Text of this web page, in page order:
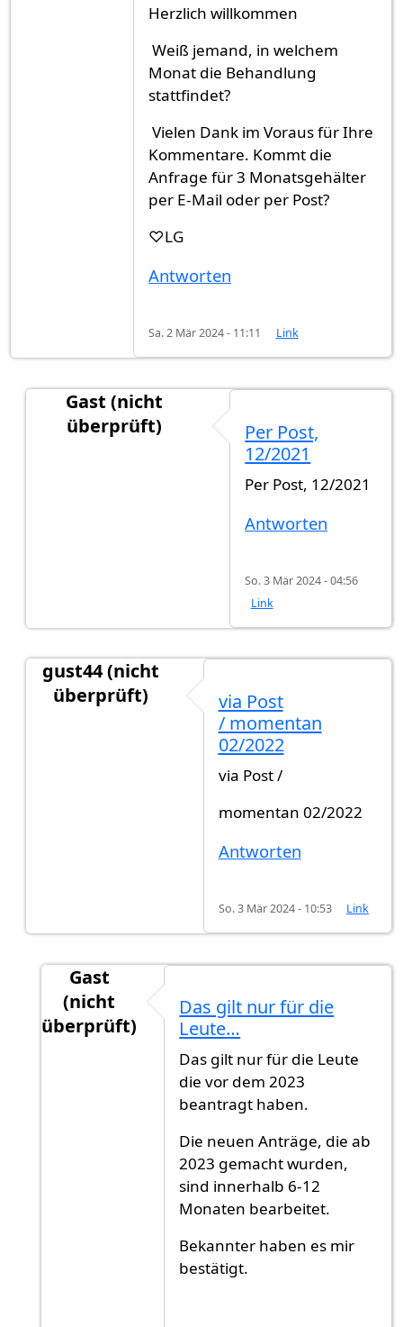
Herzlich willkommen
Weiß jemand, in welchem ​​
Monat die Behandlung
stattfindet?
Vielen Dank im Voraus für Ihre
Kommentare. Kommt die
Anfrage für 3 Monatsgehälter
per E-Mail oder per Post?
♡LG
Antworten
Sa. 2 Mär 2024 - 11:11 Link
Gast (nicht
überprüft)
Herzlich willkommen Weiß…
Per Post,
12/2021
Per Post, 12/2021
Antworten
So. 3 Mär 2024 - 04:56
Link
gust44 (nicht
überprüft)
Herzlich willkommen Weiß…
via Post
/ momentan
02/2022
via Post /
momentan 02/2022
Antworten
So. 3 Mär 2024 - 10:53 Link
Gast
(nicht
überprüft)
via Post / momentan 02/2022
Das gilt nur für die
Leute…
Das gilt nur für die Leute
die vor dem 2023
beantragt haben.
Die neuen Anträge, die ab
2023 gemacht wurden,
sind innerhalb 6-12
Monaten bearbeitet.
Bekannter haben es mir
bestätigt.